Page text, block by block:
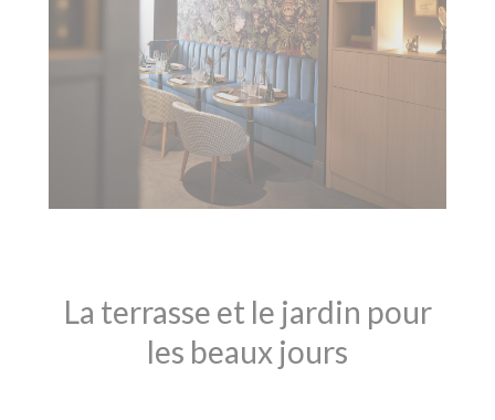
La terrasse et le jardin pour
les beaux jours